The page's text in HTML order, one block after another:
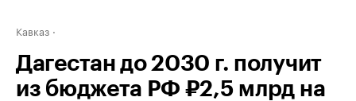
Кавказ
Дагестан до 2030 г. получит
из бюджета РФ ₽2,5 млрд на